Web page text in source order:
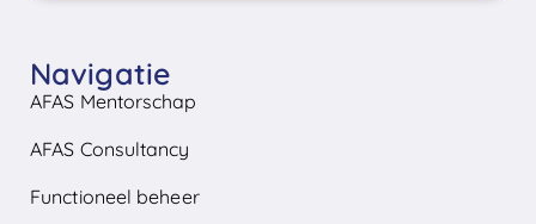
Navigatie
AFAS Mentorschap
AFAS Consultancy
Functioneel beheer